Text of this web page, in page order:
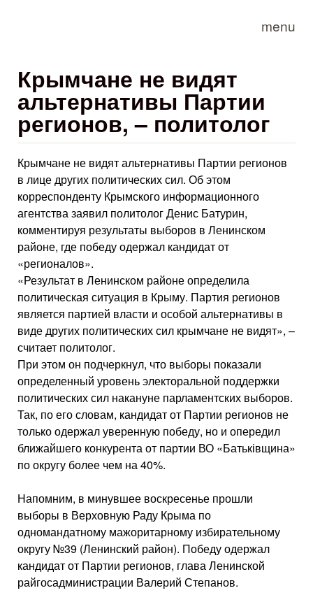
menu
Крымчане не видят
альтернативы Партии
регионов, – политолог
Крымчане не видят альтернативы Партии регионов
в лице других политических сил. Об этом
корреспонденту Крымского информационного
агентства заявил политолог Денис Батурин,
комментируя результаты выборов в Ленинском
районе, где победу одержал кандидат от
«регионалов».
«Результат в Ленинском районе определила
политическая ситуация в Крыму. Партия регионов
является партией власти и особой альтернативы в
виде других политических сил крымчане не видят», –
считает политолог.
При этом он подчеркнул, что выборы показали
определенный уровень электоральной поддержки
политических сил накануне парламентских выборов.
Так, по его словам, кандидат от Партии регионов не
только одержал уверенную победу, но и опередил
ближайшего конкурента от партии ВО «Батьківщина»
по округу более чем на 40%.
Напомним, в минувшее воскресенье прошли
выборы в Верховную Раду Крыма по
одномандатному мажоритарному избирательному
округу №39 (Ленинский район). Победу одержал
кандидат от Партии регионов, глава Ленинской
райгосадминистрации Валерий Степанов.